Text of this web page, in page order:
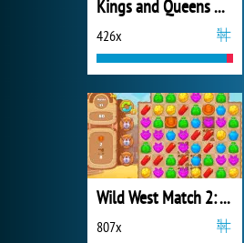
Kings and Queens Match 2
426x
Wild West Match 2: The Gold Rush
807x